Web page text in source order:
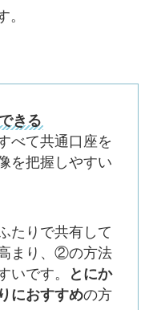
。
きる
べて共通口座を
を把握しやすい
たりで共有して
まり、②の方法
いです。
とにか
におすすめの方